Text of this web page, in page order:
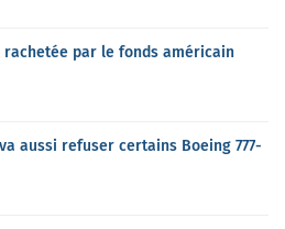
rachetée par le fonds américain
aussi refuser certains Boeing 777-